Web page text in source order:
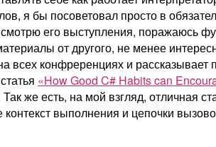
я бы посоветовал просто в
его выступления, поражаюсь
от другого, не менее
всех конфреренциях и
«How Good C# Habits can
же есть, на мой взгляд, отличная
выполнения и цепочки